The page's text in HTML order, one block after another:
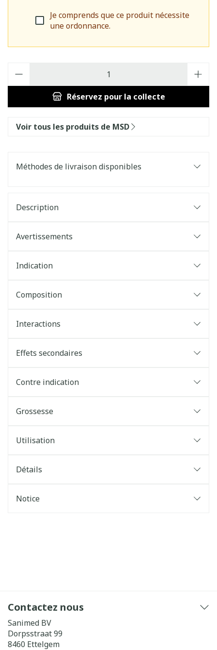
Je comprends que ce produit nécessite
une ordonnance.
Réservez pour la collecte
Voir tous les produits de MSD
Méthodes de livraison disponibles
Description
Avertissements
Indication
Composition
Interactions
Effets secondaires
Contre indication
Grossesse
Utilisation
Détails
Notice
Contactez nous
Sanimed BV
Dorpsstraat 99
8460 Ettelgem